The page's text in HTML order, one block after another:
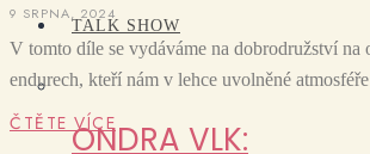
TALK SHOW
ONDRA VLK:
9 SRPNA, 2024
V tomto díle se vydáváme na dobrodružství na
endurech, kteří nám v lehce uvolněné
ČTĚTE VÍCE